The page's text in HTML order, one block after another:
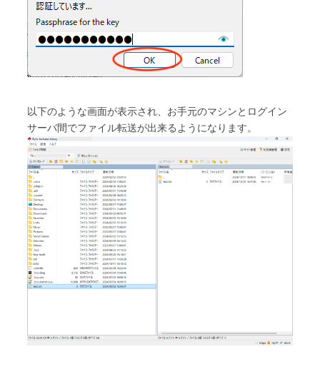
以下のような画面が表示され、お手元のマシンとログイン
サーバ間でファイル転送が出来るようになります。